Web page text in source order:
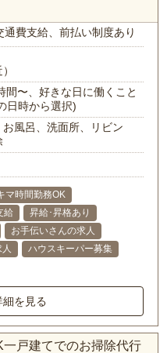
通費支給、前払い制度あり
間〜、好きな日に働くこと
日時から選択)
風呂、洗面所、リビン
マ時間勤務OK
給
昇給･昇格あり
お手伝いさんの求人
ハウスキーパー募集
細を見る
戸建てでのお掃除代行